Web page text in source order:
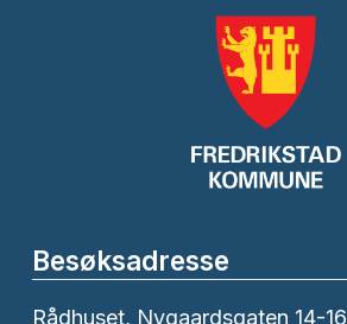
Besøksadresse
Rådhuset, Nygaardsgaten 14-16